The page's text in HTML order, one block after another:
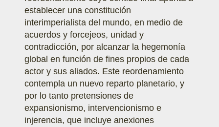
establecer una constitución
interimperialista del mundo, en medio de
acuerdos y forcejeos, unidad y
contradicción, por alcanzar la hegemonía
global en función de fines propios de cada
actor y sus aliados. Este reordenamiento
contempla un nuevo reparto planetario, y
por lo tanto pretensiones de
expansionismo, intervencionismo e
injerencia, que incluye anexiones